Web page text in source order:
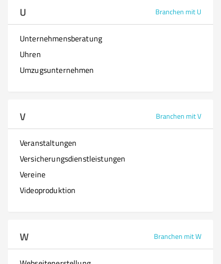
U Branchen mit U
Unternehmensberatung
Uhren
Umzugsunternehmen
V Branchen mit V
Veranstaltungen
Versicherungsdienstleistungen
Vereine
Videoproduktion
W Branchen mit W